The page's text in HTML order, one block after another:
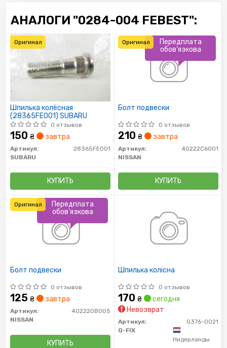
АНАЛОГИ "0284-004 FEBEST":
Шпилька колёсная
(28365FE001) SUBARU
0 отзывов
150 ₴ завтра
Артикул:
28365FE001
SUBARU
КУПИТЬ
Оригинал
Болт подвески
0 отзывов
210 ₴ завтра
Артикул:
40222C6001
NISSAN
КУПИТЬ
Передплата
обов'язкова
Оригинал
Болт подвески
0 отзывов
125 ₴ завтра
Артикул:
402220B005
NISSAN
КУПИТЬ
Передплата
обов'язкова
Оригинал
Шпилька колісна
0 отзывов
170 ₴
сегодня
Невозврат
Артикул:
Q376-0021
Q-FIX
Нидерланды